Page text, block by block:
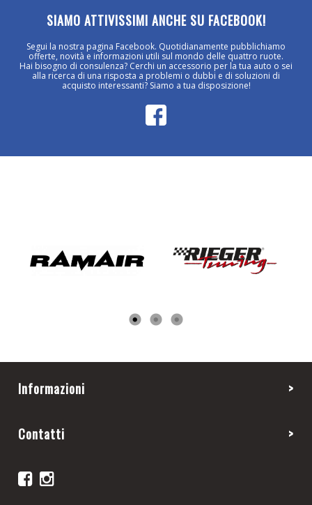
SIAMO ATTIVISSIMI ANCHE SU FACEBOOK!
Segui la nostra pagina Facebook. Quotidianamente pubblichiamo
offerte, novità e informazioni utili sul mondo delle quattro ruote.
Hai bisogno di consulenza? Cerchi un accessorio per la tua auto o sei
alla ricerca di una risposta a problemi o dubbi e di soluzioni di
acquisto interessanti? Siamo a tua disposizione!
Informazioni
Contatti